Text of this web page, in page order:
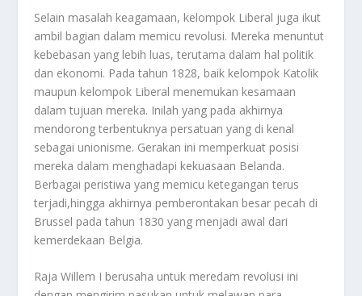
Selain masalah keagamaan, kelompok Liberal juga ikut
ambil bagian dalam memicu revolusi. Mereka menuntut
kebebasan yang lebih luas, terutama dalam hal politik
dan ekonomi. Pada tahun 1828, baik kelompok Katolik
maupun kelompok Liberal menemukan kesamaan
dalam tujuan mereka. Inilah yang pada akhirnya
mendorong terbentuknya persatuan yang di kenal
sebagai unionisme. Gerakan ini memperkuat posisi
mereka dalam menghadapi kekuasaan Belanda.
Berbagai peristiwa yang memicu ketegangan terus
terjadi,hingga akhirnya pemberontakan besar pecah di
Brussel pada tahun 1830 yang menjadi awal dari
kemerdekaan Belgia.
Raja Willem I berusaha untuk meredam revolusi ini